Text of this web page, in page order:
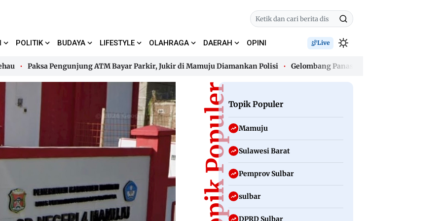
POLITIK BUDAYA LIFESTYLE OLAHRAGA DAERAH OPINI Live
Paksa Pengunjung ATM Bayar Parkir, Jukir di Mamuju Diamankan Polisi Gelombang Panas Awal Agustus, Polman Jadi
Paksa Pengunjung ATM Bayar Parkir, Jukir di Mamuju Diamankan Polisi
Topik PopulerTopik Populer
Mamuju
Sulawesi Barat
Pemprov Sulbar
sulbar
DPRD Sulbar